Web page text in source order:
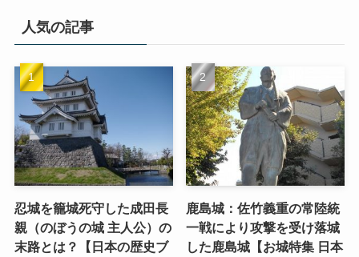
人気の記事
忍城を籠城死守した成田長
親（のぼうの城 主人公）の
末路とは？【日本の歴史ブ
鹿島城：佐竹義重の常陸統
一戦により攻撃を受け落城
した鹿島城【お城特集 日本